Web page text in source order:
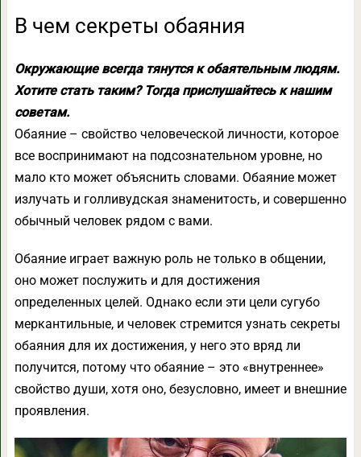
В чем секреты обаяния
Окружающие всегда тянутся к обаятельным людям.
Хотите стать таким? Тогда прислушайтесь к нашим
советам.
Обаяние – свойство человеческой личности, которое
все воспринимают на подсознательном уровне, но
мало кто может объяснить словами. Обаяние может
излучать и голливудская знаменитость, и совершенно
обычный человек рядом с вами.
Обаяние играет важную роль не только в общении,
оно может послужить и для достижения
определенных целей. Однако если эти цели сугубо
меркантильные, и человек стремится узнать секреты
обаяния для их достижения, у него это вряд ли
получится, потому что обаяние – это «внутреннее»
свойство души, хотя оно, безусловно, имеет и внешние
проявления.